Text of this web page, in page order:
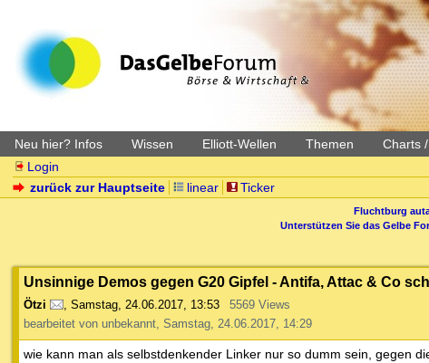
Neu hier? Infos Wissen Elliott-Wellen Themen Charts
Login
zurück zur Hauptseite
linear Ticker
Fluchtburg
Unterstützen Sie das Gelbe
Unsinnige Demos gegen G20 Gipfel - Antifa, Attac & Co
Ötzi , Samstag, 24.06.2017, 13:53
5569 Views
bearbeitet von unbekannt, Samstag, 24.06.2017, 14:29
wie kann man als selbstdenkender Linker nur so dumm sein, gegen